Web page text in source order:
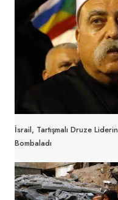
İsrail, Tartışmalı Druze
Bombaladı